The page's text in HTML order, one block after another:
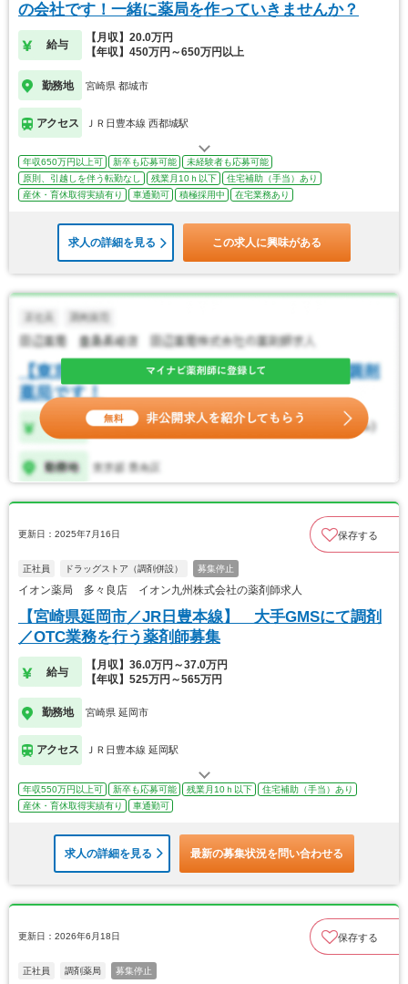
の会社です！一緒に薬局を作っていきませんか？
給与
【月収】20.0万円
【年収】450万円～650万円以上
勤務地 宮崎県 都城市
アクセス ＪＲ日豊本線 西都城駅
年収650万円以上可 新卒も応募可能
未経験者も応募可能
原則、引越しを伴う転勤なし
残業月10ｈ以下
住宅補助（手当）あり
産休・育休取得実績有り
車通勤可 積極採用中 在宅業務あり
求人の詳細を見る この求人に興味がある
更新日：2025年7月16日 保存する
正社員 ドラッグストア（調剤併設） 募集停止
イオン薬局 多々良店 イオン九州株式会社の薬剤師求人
【宮崎県延岡市／JR日豊本線】 大手GMSにて調剤
／OTC業務を行う薬剤師募集
給与
【月収】36.0万円～37.0万円
【年収】525万円～565万円
勤務地 宮崎県 延岡市
アクセス ＪＲ日豊本線 延岡駅
年収550万円以上可 新卒も応募可能 残業月10ｈ以下
住宅補助（手当）あり
産休・育休取得実績有り
車通勤可
求人の詳細を見る 最新の募集状況を問い合わせる
更新日：2026年6月18日 保存する
正社員 調剤薬局 募集停止